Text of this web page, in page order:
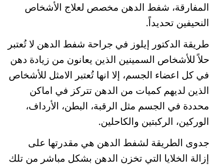
المفارقة، شفط الدهن مخصص لعلاج الأشخاص
النحيفين تحديداً.
طريقة الدكتور إيلوز في جراحة شفط الدهن لا تُعتبر
حلاً للأشخاص السمينين الذين يعانون من زيادة دهن
في كل اعضاء الجسم، إلا انها تُعتبر الامثل للأشخاص
الذين لديهم كميات من الدهن تتركز في اماكن
محددة في الجسم مثل الرقبة، البطن، الأرداف،
الوركين، الركبتين والكاحلين.
جدوى الطريقة لشفط الدهن هي مقدرتها على
إزالة الخلايا التي تخزن الدهن بشكل مباشر من تلك